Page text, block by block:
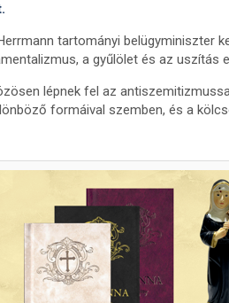
tartományi belügyminiszter
a gyűlölet és az uszítás
lépnek fel az
formáival szemben, és a